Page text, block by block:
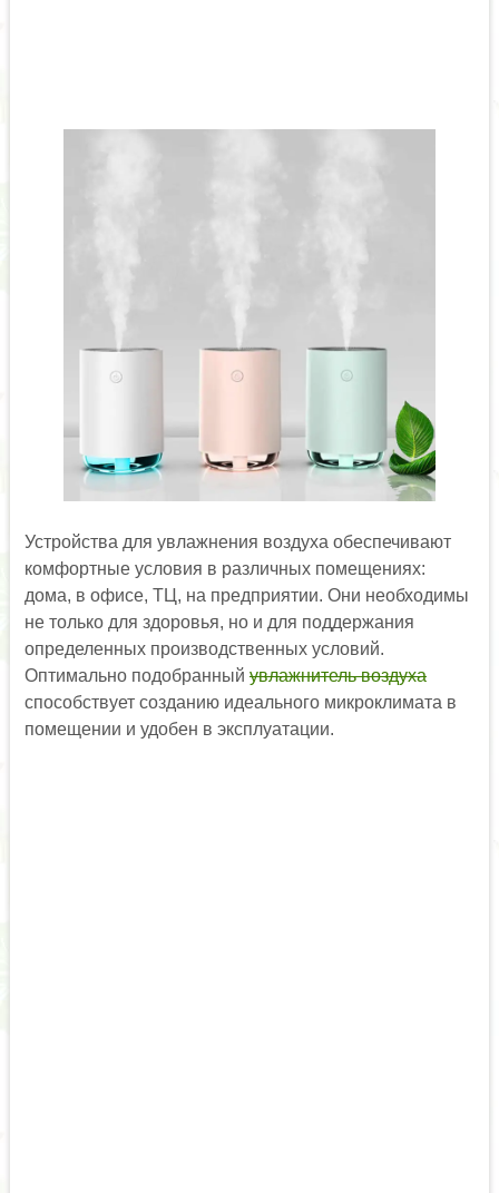
Устройства для увлажнения воздуха обеспечивают
комфортные условия в различных помещениях:
дома, в офисе, ТЦ, на предприятии. Они необходимы
не только для здоровья, но и для поддержания
определенных производственных условий.
Оптимально подобранный увлажнитель воздуха
способствует созданию идеального микроклимата в
помещении и удобен в эксплуатации.